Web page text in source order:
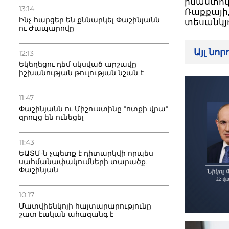
13:14
Ինչ հարցեր են քննարկել Փաշինյանն
ու Ժապարովը
12:13
Եկեղեցու դեմ սկսված արշավը
իշխանության թուլության նշան է
11:47
Փաշինյանն ու Միշուստինը "ոտքի վրա"
զրույց են ունեցել
11:43
ԵԱՏՄ-ն չպետք է դիտարկվի որպես
սահմանափակումների տարածք.
Փաշինյան
10:17
Մատվիենկոյի հայտարարությունը
շատ էական ահազանգ է
Այլ